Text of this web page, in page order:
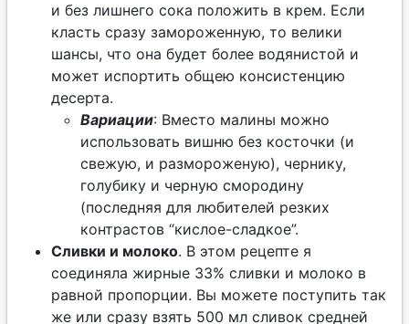
и без лишнего сока положить в крем. Если
класть сразу замороженную, то велики
шансы, что она будет более водянистой и
может испортить общею консистенцию
десерта.
Вариации: Вместо малины можно
использовать вишню без косточки (и
свежую, и размороженую), чернику,
голубику и черную смородину
(последняя для любителей резких
контрастов “кислое-сладкое”.
Сливки и молоко. В этом рецепте я
соединяла жирные 33% сливки и молоко в
равной пропорции. Вы можете поступить так
же или сразу взять 500 мл сливок средней